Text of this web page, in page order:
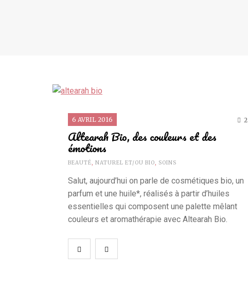
6 AVRIL 2016 2
Altearah Bio, des couleurs et des
émotions
BEAUTÉ, NATUREL ET/OU BIO, SOINS
Salut, aujourd’hui on parle de cosmétiques bio, un
parfum et une huile*, réalisés à partir d’huiles
essentielles qui composent une palette mêlant
couleurs et aromathérapie avec Altearah Bio.